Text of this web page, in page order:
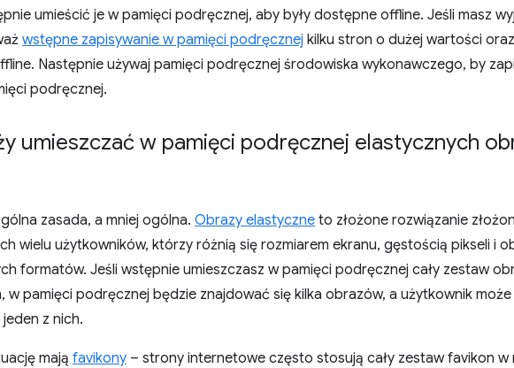
umieścić je w pamięci podręcznej, aby były dostępne offline. Jeśli masz
wstępne zapisywanie w pamięci podręcznej kilku stron o dużej wartości
Następnie używaj pamięci podręcznej środowiska wykonawczego, by
podręcznej.
umieszczać w pamięci podręcznej elastycznych
zasada, a mniej ogólna. Obrazy elastyczne to złożone rozwiązanie
wielu użytkowników, którzy różnią się rozmiarem ekranu, gęstością pikseli i
formatów. Jeśli wstępnie umieszczasz w pamięci podręcznej cały zestaw
w pamięci podręcznej będzie znajdować się kilka obrazów, a użytkownik
z nich.
mają favikony – strony internetowe często stosują cały zestaw favikon w